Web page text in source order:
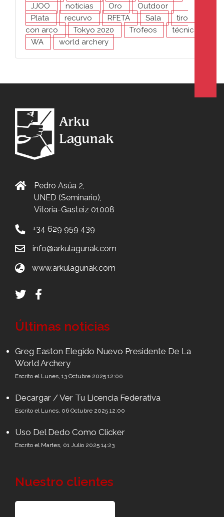
JJOO noticias Oro
Outdoor
Plata
recurvo RFETA Sala
tiro
con arco
Tokyo 2020 Trofeos
técnica
WA
world archery
Pedro Asúa 2,
UNED (Seminario),
Vitoria-Gasteiz 01008
+34 629 959 439
info@arkulagunak.com
www.arkulagunak.com
Últimas noticias
Greg Easton Elegido Nuevo Presidente De La
World Archery
Escrito el Lunes, 13 Octubre 2025 12:00
Decargar / Ver Tu Licencia Federativa
Escrito el Lunes, 06 Octubre 2025 12:00
Uso Del Dedo Como Clicker
Escrito el Martes, 01 Julio 2025 14:23
Nuestro clientes